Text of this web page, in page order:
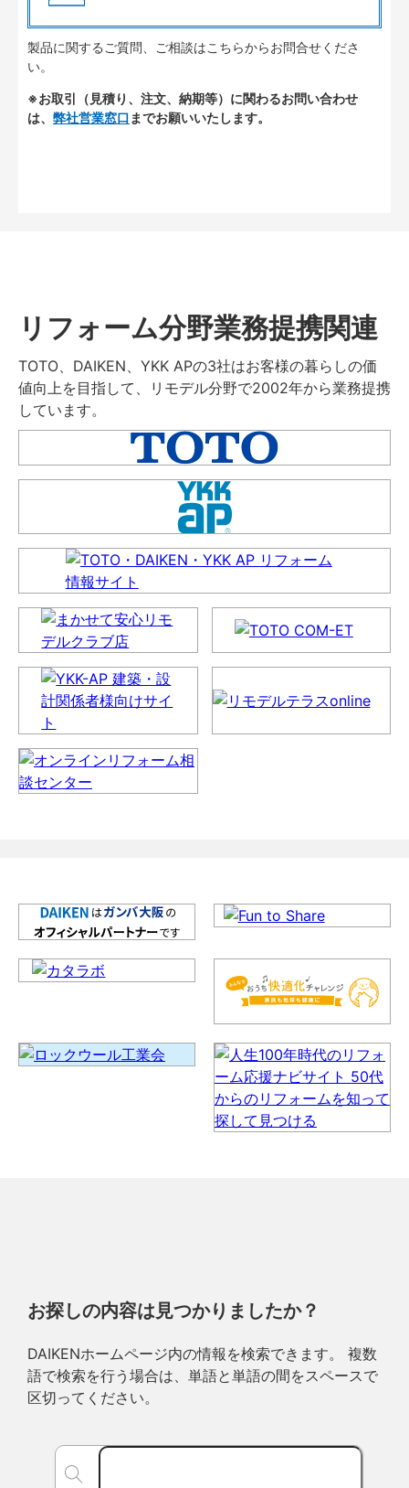
製品に関するご質問、ご相談はこちらからお問合せくださ
い。
※お取引（見積り、注文、納期等）に関わるお問い合わせ
は、 弊社営業窓口 までお願いいたします。
リフォーム分野業務提携関連
TOTO、DAIKEN、YKK APの3社はお客様の暮らしの価
値向上を目指して、リモデル分野で2002年から業務提携
しています。
お探しの内容は見つかりましたか？
DAIKENホームページ内の情報を検索できます。 複数
語で検索を行う場合は、単語と単語の間をスペースで
区切ってください。